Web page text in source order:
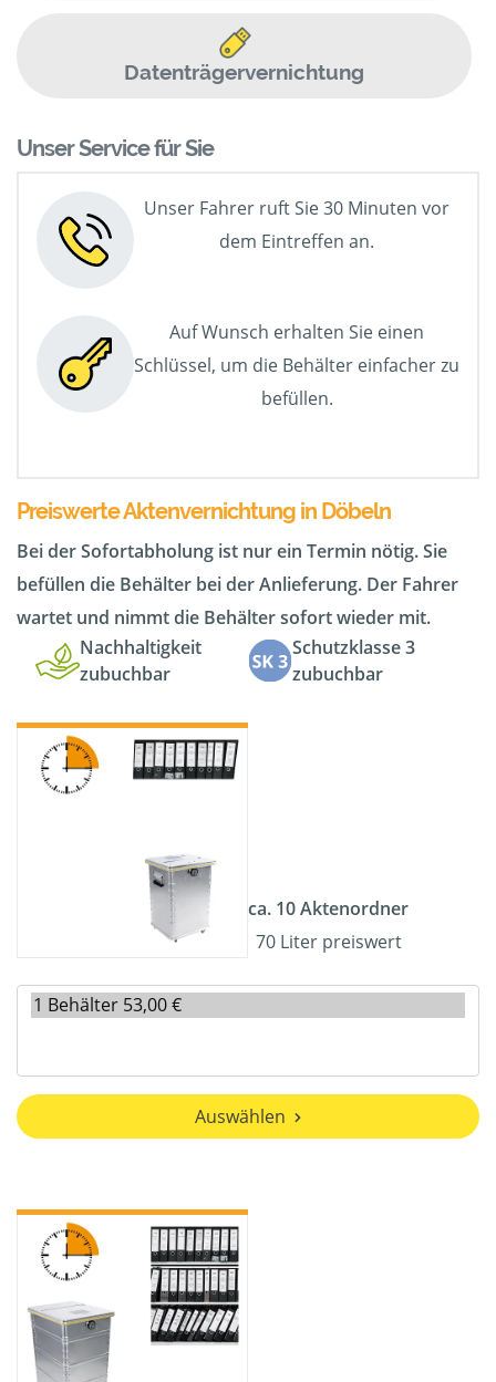
Datenträgervernichtung
Unser Service für Sie
Unser Fahrer ruft Sie 30 Minuten vor
dem Eintreffen an.
Auf Wunsch erhalten Sie einen
Schlüssel, um die Behälter einfacher zu
befüllen.
Preiswerte Aktenvernichtung in Döbeln
Bei der Sofortabholung ist nur ein Termin nötig. Sie
befüllen die Behälter bei der Anlieferung. Der Fahrer
wartet und nimmt die Behälter sofort wieder mit.
Nachhaltigkeit
zubuchbar
Schutzklasse 3
zubuchbar
ca. 10 Aktenordner
70 Liter preiswert
Auswählen